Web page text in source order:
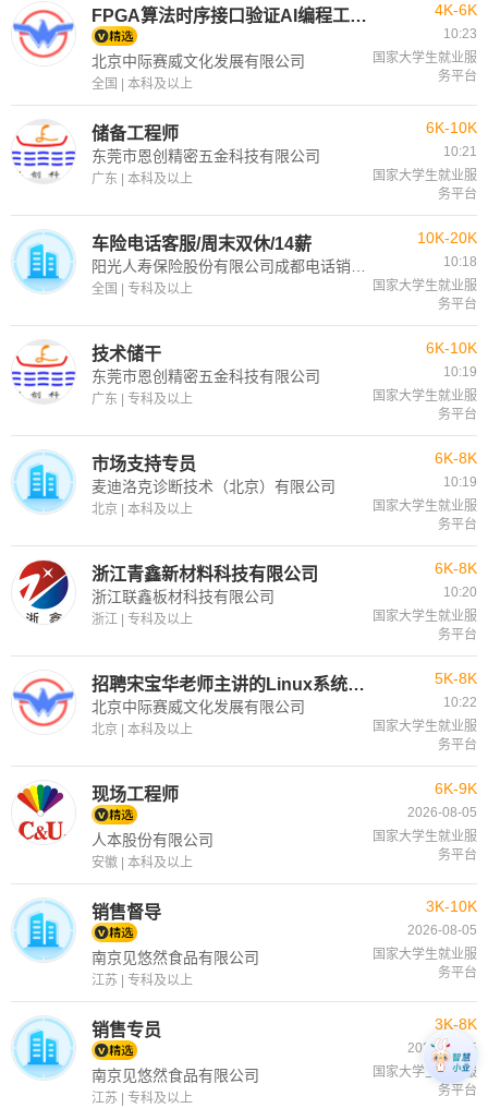
FPGA算法时序接口验证AI编程工程师高培技术培训招生老师
北京中际赛威文化发展有限公司
全国 | 本科及以上
4K-6K
10:23
国家大学生就业服
务平台
储备工程师
东莞市恩创精密五金科技有限公司
广东 | 本科及以上
6K-10K
10:21
国家大学生就业服
务平台
车险电话客服/周末双休/14薪
全国 | 专科及以上
10K-20K
10:18
国家大学生就业服
务平台
技术储干
东莞市恩创精密五金科技有限公司
广东 | 专科及以上
6K-10K
10:19
国家大学生就业服
务平台
市场支持专员
麦迪洛克诊断技术（北京）有限公司
北京 | 本科及以上
6K-8K
10:19
国家大学生就业服
务平台
浙江青鑫新材料科技有限公司
浙江联鑫板材科技有限公司
浙江 | 专科及以上
6K-8K
10:20
国家大学生就业服
务平台
招聘宋宝华老师主讲的Linux系统调试调优驱动开发培训课程销售顾问
北京中际赛威文化发展有限公司
北京 | 本科及以上
5K-8K
10:22
国家大学生就业服
务平台
现场工程师
人本股份有限公司
安徽 | 本科及以上
6K-9K
2026-08-05
国家大学生就业服
务平台
销售督导
南京见悠然食品有限公司
江苏 | 专科及以上
3K-10K
2026-08-05
国家大学生就业服
务平台
销售专员
南京见悠然食品有限公司
江苏 | 专科及以上
3K-8K
2026-08-05
国家大学生就业服
务平台